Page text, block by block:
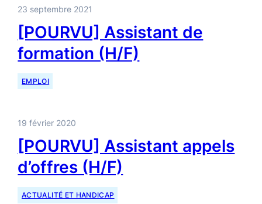
23 septembre 2021
[POURVU] Assistant de
formation (H/F)
EMPLOI
19 février 2020
[POURVU] Assistant appels
d’offres (H/F)
ACTUALITÉ ET HANDICAP